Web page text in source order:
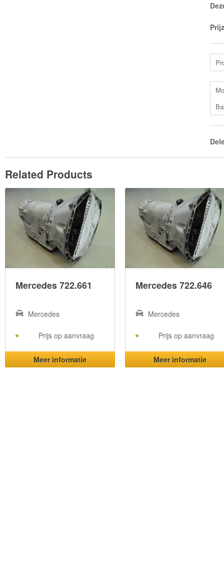
Related Products
Mercedes 722.661
Mercedes
Prijs op aanvraag
Meer informatie
Mercedes 722.646
Mercedes
Prijs op aanvraag
Meer informatie